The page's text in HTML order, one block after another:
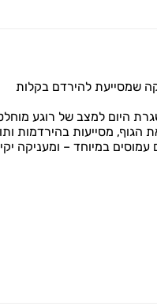
שמסייעת להירדם בקלות
הגוף, מסייעות בהירדמות
במיוחד – ומעניקה